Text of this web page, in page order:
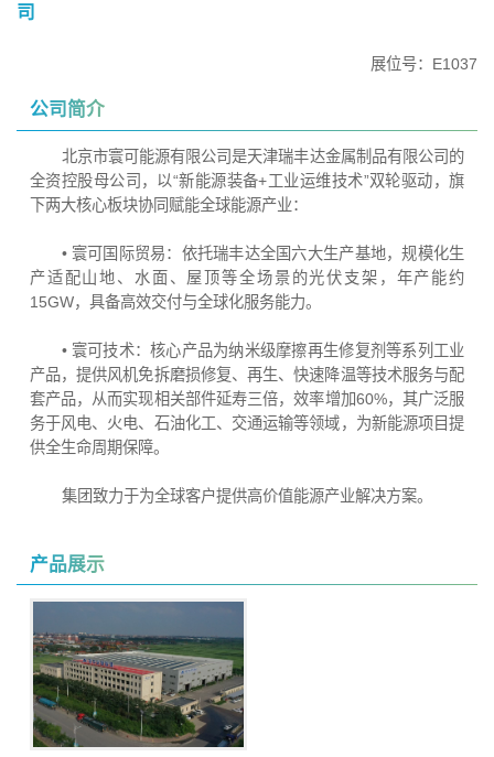
司
展位号：E1037
公司简介
北京市寰可能源有限公司是天津瑞丰达金属制品有限公司的
全资控股母公司，以“新能源装备+工业运维技术”双轮驱动，旗
下两大核心板块协同赋能全球能源产业：
• 寰可国际贸易：依托瑞丰达全国六大生产基地，规模化生
产适配山地、水面、屋顶等全场景的光伏支架，年产能约
15GW，具备高效交付与全球化服务能力。
• 寰可技术：核心产品为纳米级摩擦再生修复剂等系列工业
产品，提供风机免拆磨损修复、再生、快速降温等技术服务与配
套产品，从而实现相关部件延寿三倍，效率增加60%，其广泛服
务于风电、火电、石油化工、交通运输等领域，为新能源项目提
供全生命周期保障。
集团致力于为全球客户提供高价值能源产业解决方案。
产品展示